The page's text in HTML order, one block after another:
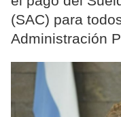
(SAC) para
Administración